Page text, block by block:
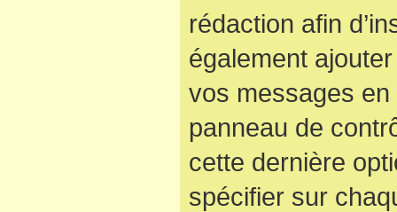
rédaction afin
également
vos messages
panneau de
cette dernière
spécifier sur